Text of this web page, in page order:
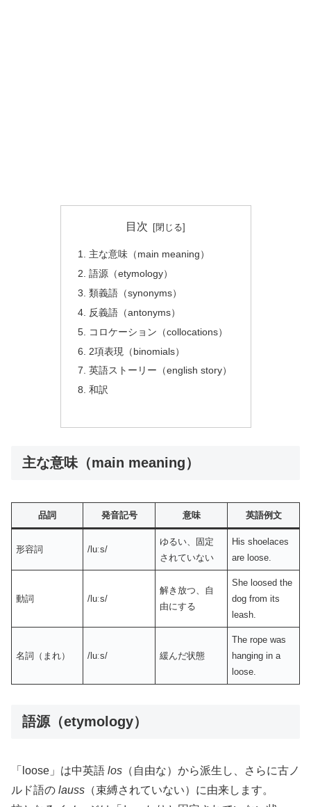
目次
主な意味（main meaning）
語源（etymology）
類義語（synonyms）
反義語（antonyms）
コロケーション（collocations）
2項表現（binomials）
英語ストーリー（english story）
和訳
主な意味（main meaning）
品詞 発音記号 意味 英語例文
形容詞 /luːs/
ゆるい、固定
されていない
His shoelaces
are loose.
動詞 /luːs/
解き放つ、自
由にする
She loosed the
dog from its
leash.
名詞（まれ） /luːs/ 緩んだ状態
The rope was
hanging in a
loose.
語源（etymology）
「loose」は中英語 los （自由な）から派生し、さらに古ノ
ルド語の lauss （束縛されていない）に由来します。